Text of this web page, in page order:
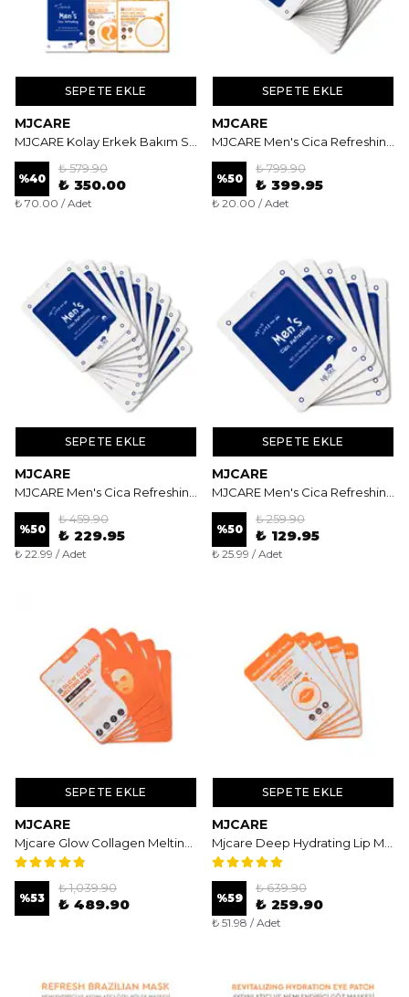
SEPETE EKLE
MJCARE
%40
₺ 579.90
₺ 350.00
₺ 70.00 / Adet
SEPETE EKLE
MJCARE
%50
₺ 799.90
₺ 399.95
₺ 20.00 / Adet
SEPETE EKLE
MJCARE
%50
₺ 459.90
₺ 229.95
₺ 22.99 / Adet
SEPETE EKLE
MJCARE
%50
₺ 259.90
₺ 129.95
₺ 25.99 / Adet
SEPETE EKLE
MJCARE
%53
₺ 1,039.90
₺ 489.90
SEPETE EKLE
MJCARE
%59
₺ 639.90
₺ 259.90
₺ 51.98 / Adet